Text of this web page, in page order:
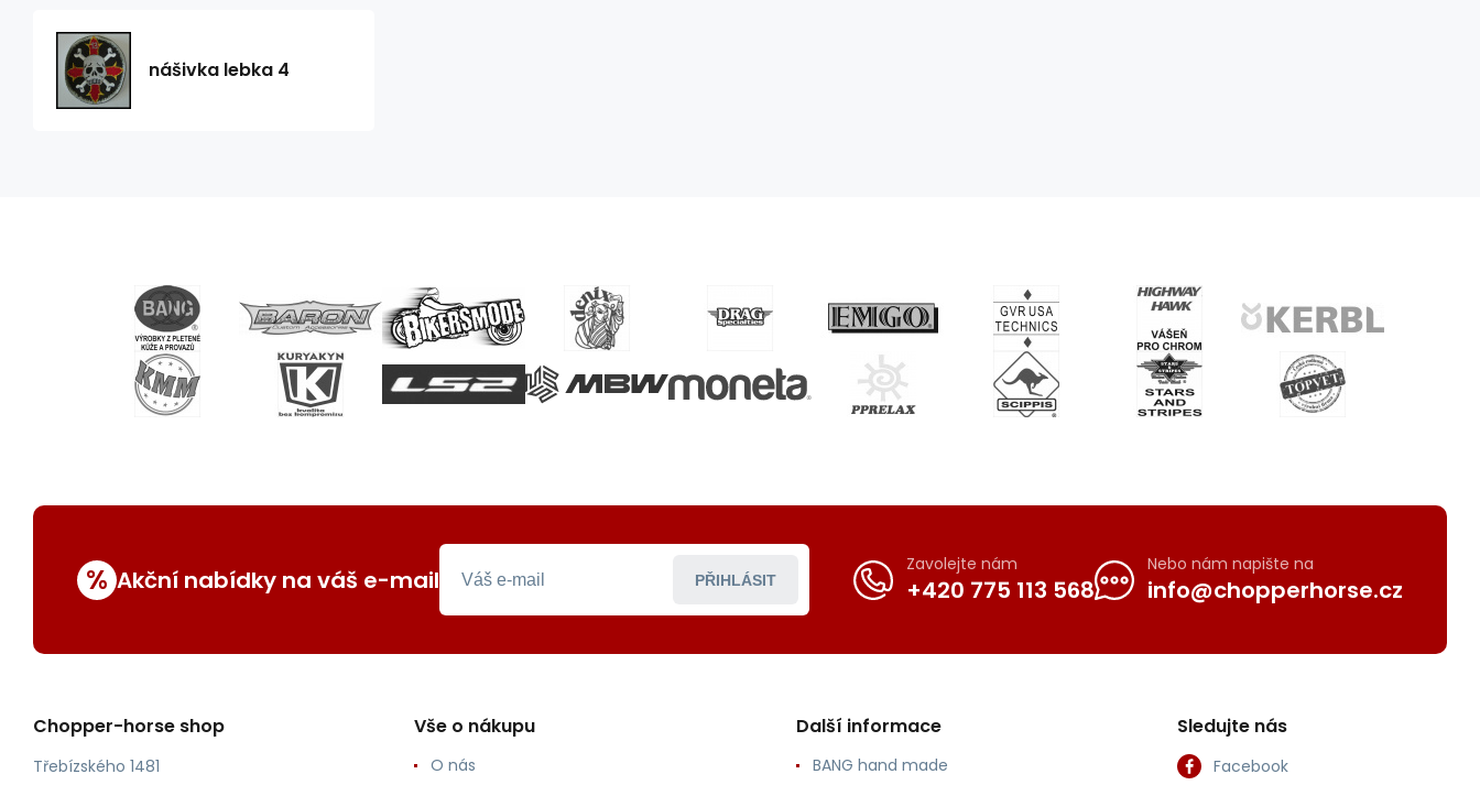
nášivka lebka 4
% Akční nabídky na váš e-mail PŘIHLÁSIT
Zavolejte nám
+420 775 113 568
Nebo nám napište na
info@chopperhorse.cz
Chopper-horse shop
Třebízského 1481
Vše o nákupu
O nás
Další informace
BANG hand made
Sledujte nás
Facebook